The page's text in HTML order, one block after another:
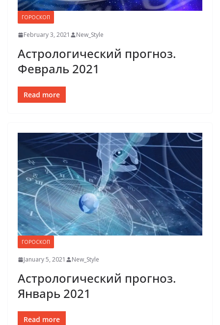
ГОРОСКОП
February 3, 2021 New_Style
Астрологический прогноз.
Февраль 2021
Read more
ГОРОСКОП
January 5, 2021 New_Style
Астрологический прогноз.
Январь 2021
Read more